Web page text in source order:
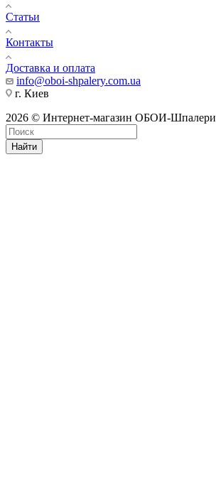
Статьи
Контакты
Доставка и оплата
info@oboi-shpalery.com.ua
г. Киев
2026 © Интернет-магазин ОБОИ-Шпалери
Найти